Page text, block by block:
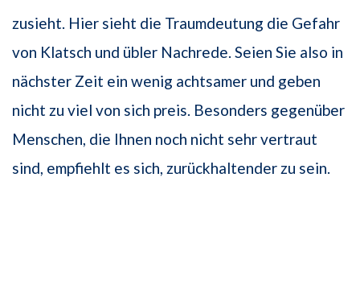
zusieht. Hier sieht die Traumdeutung die Gefahr
von Klatsch und übler Nachrede. Seien Sie also in
nächster Zeit ein wenig achtsamer und geben
nicht zu viel von sich preis. Besonders gegenüber
Menschen, die Ihnen noch nicht sehr vertraut
sind, empfiehlt es sich, zurückhaltender zu sein.